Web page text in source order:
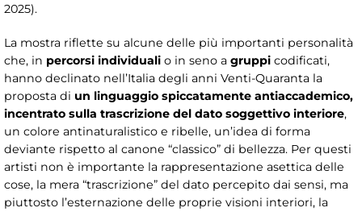
2025).
La mostra riflette su alcune delle più importanti personalità
che, in percorsi individuali o in seno a gruppi codificati,
hanno declinato nell’Italia degli anni Venti-Quaranta la
proposta di un linguaggio spiccatamente antiaccademico,
incentrato sulla trascrizione del dato soggettivo interiore,
un colore antinaturalistico e ribelle, un’idea di forma
deviante rispetto al canone “classico” di bellezza. Per questi
artisti non è importante la rappresentazione asettica delle
cose, la mera “trascrizione” del dato percepito dai sensi, ma
piuttosto l’esternazione delle proprie visioni interiori, la